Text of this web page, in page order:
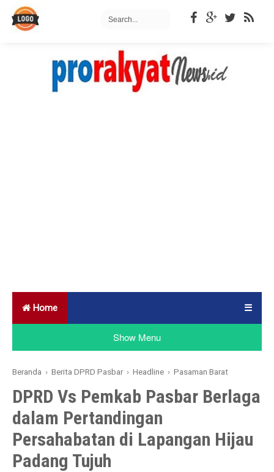
Home ☰
Show Menu
Beranda ›Berita DPRD Pasbar ›Headline ›Pasaman Barat
DPRD Vs Pemkab Pasbar Berlaga
dalam Pertandingan
Persahabatan di Lapangan Hijau
Padang Tujuh